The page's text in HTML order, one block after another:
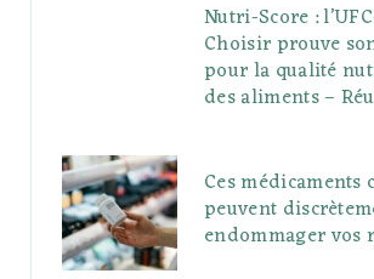
Nutri-Score :
Choisir prouve
pour la qualité
des aliments –
Ces médicaments
peuvent
endommager vos